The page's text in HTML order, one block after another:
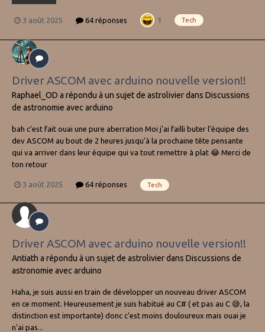
3 août 2025 64 réponses 1 Tech
Driver ASCOM avec arduino nouvelle version!!
Raphael_OD a répondu à un sujet de astrolivierdans Discussions
de astronomie avec arduino
bah c'est fait ouai une pure aberration Moi j'ai failli buter l'équipe des
dev ASCOM au bout de 2 heures jusqu’à la prochaine tête pensante
qui va arriver dans leur équipe qui va tout remettre à plat 😂 Merci de
ton retour
3 août 2025 64 réponses Tech
Driver ASCOM avec arduino nouvelle version!!
Antiath a répondu à un sujet de astrolivierdans Discussions de
astronomie avec arduino
Haha, je suis aussi en train de développer un nouveau driver ASCOM
en ce moment. Heureusement je suis habitué au C# ( et pas au C 😅, la
distinction est importante) donc c'est moins douloureux mais ouai je
n'ai pas...